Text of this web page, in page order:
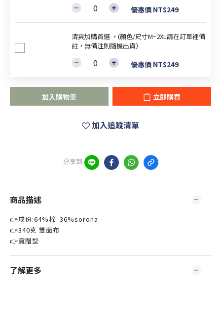
優惠價 NT$249
清爽加購首選 ，(顏色/尺寸M~2XL請在訂單裡備
註，無備注則隨機出貨）
優惠價 NT$249
加入購物車 立即購買
加入追蹤清單
分享到
商品描述
👉成份:64%棉 36%sorona
👉340克 雙面布
👉寬闊型
了解更多